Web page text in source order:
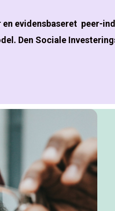
evidensbaseret peer-
Den Sociale